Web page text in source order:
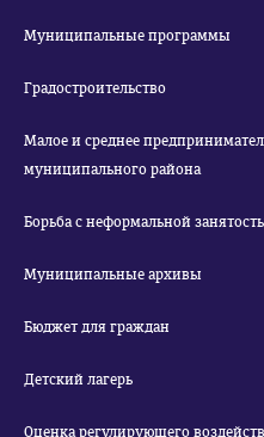
Муниципальные программы
Градостроительство
Малое и среднее
муниципального района
Борьба с неформальной
Муниципальные архивы
Бюджет для граждан
Детский лагерь
Оценка регулирующего